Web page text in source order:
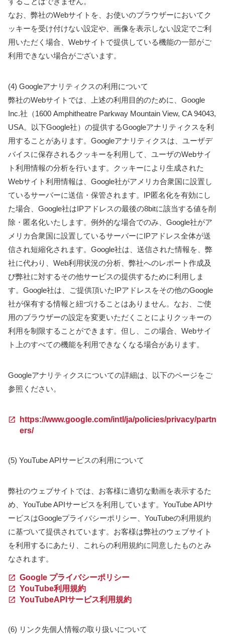
なお、弊社のWebサイトを、お使いのブラウザーにおいてク
ッキーを受け付けない設定や、画像を表示しない設定でご利
用いただく場合、Webサイトで提供している機能の一部がご
利用できない場合がございます。
(4) Googleアナリティクスの利用について
弊社のWebサイトでは、上述の利用目的のために、Google
Inc.社（1600 Amphitheatre Parkway Mountain View, CA 94043,
USA。以下Google社）の提供するGoogleアナリティクスを利
用することがあります。Googleアナリティクスは、ユーザデ
バイスに保存されるクッキーを利用して、ユーザのWebサイ
ト利用情報の分析を行います。クッキーにより生成された
Webサイト利用情報は、Google社がアメリカ合衆国に設置し
ているサーバーに送信・保管されます。IP匿名化を有効にし
た場合、Google社はIPアドレスの最後の8bitに該当する値を削
除・匿名化いたします。例外的な場合でのみ、Google社がア
メリカ合衆国に設置しているサーバーにIPアドレス全体が送
信され短縮化されます。Google社は、送信された情報を、弊
社に代わり、Web利用状況の分析、弊社へのレポート作成及
び弊社に対するその他サービスの提供するために利用しま
す。Google社は、ご提供頂いたIPアドレスをその他のGoogle
社が保有する情報と紐づけることはありません。なお、ご使
用のブラウザーの設定を変更いただくことによりクッキーの
利用を制限することができます。但し、この場合、Webサイ
ト上のすべての機能を利用できなくなる場合があります。
Googleアナリティクスについての詳細は、以下のページをご
参照ください。
https://www.google.com/intl/ja/policies/privacy/partn
ers/
(5) YouTube APIサービスの利用について
弊社のウェブサイトでは、お客様に適切な動画を表示するた
め、YouTube APIサービスを利用しています。YouTube APIサ
ービスはGoogleプライバシーポリシー、YouTubeの利用規約
に基づいて提供されています。お客様は弊社のウェブサイト
を利用するにあたり、これらの利用規約に同意したものとみ
なされます。
Google プライバシーポリシー
YouTube利用規約
YouTubeAPIサービス利用規約
(6) リンク先個人情報の取り扱いについて